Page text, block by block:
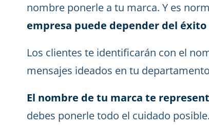
nombre ponerle a tu marca. Y es
empresa puede depender del
Los clientes te identificarán con el
mensajes ideados en tu
El nombre de tu marca te
debes ponerle todo el cuidado